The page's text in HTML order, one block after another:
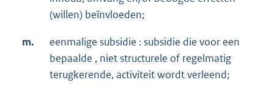
(willen) beïnvloeden;
m.
eenmalige subsidie : subsidie die voor een
bepaalde , niet structurele of regelmatig
terugkerende, activiteit wordt verleend;